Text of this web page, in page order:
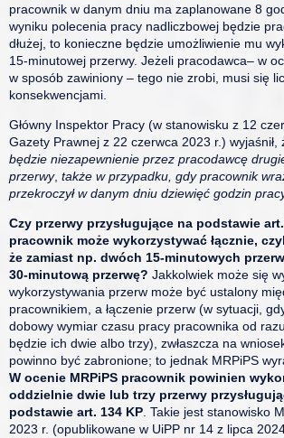
pracownik w danym dniu ma zaplanowane 8
wyniku polecenia pracy nadliczbowej będzie
dłużej, to konieczne będzie umożliwienie mu
15-minutowej przerwy. Jeżeli pracodawca– w
w sposób zawiniony – tego nie zrobi, musi się
konsekwencjami.
Główny Inspektor Pracy (w stanowisku z 12
Gazety Prawnej z 22 czerwca 2023 r.) wyjaśnił,
będzie niezapewnienie przez pracodawcę
przerwy, także w przypadku, gdy pracownik
przekroczył w danym dniu dziewięć godzin
Czy przerwy przysługujące na podstawie
pracownik może wykorzystywać łącznie,
że zamiast np. dwóch 15-minutowych
30-minutową przerwę? Jakkolwiek może się
wykorzystywania przerw może być ustalony
pracownikiem, a łączenie przerw (w sytuacji,
dobowy wymiar czasu pracy pracownika od
będzie ich dwie albo trzy), zwłaszcza na
powinno być zabronione; to jednak MRPiPS
W ocenie MRPiPS pracownik powinien
oddzielnie dwie lub trzy przerwy
podstawie art. 134 KP . Takie jest stanowisko
2023 r. (opublikowane w UiPP nr 14 z lipca